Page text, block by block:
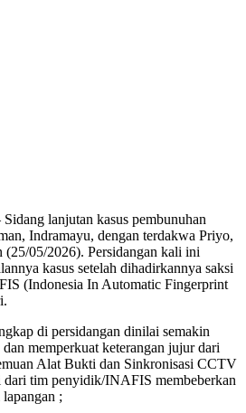
lanjutan kasus pembunuhan
Indramayu, dengan terdakwa Priyo,
(25/05/2026). Persidangan kali ini
kasus setelah dihadirkannya saksi
(Indonesia In Automatic Fingerprint
di persidangan dinilai semakin
memperkuat keterangan jujur dari
Alat Bukti dan Sinkronisasi CCTV
dari tim penyidik/INAFIS membeberkan
;